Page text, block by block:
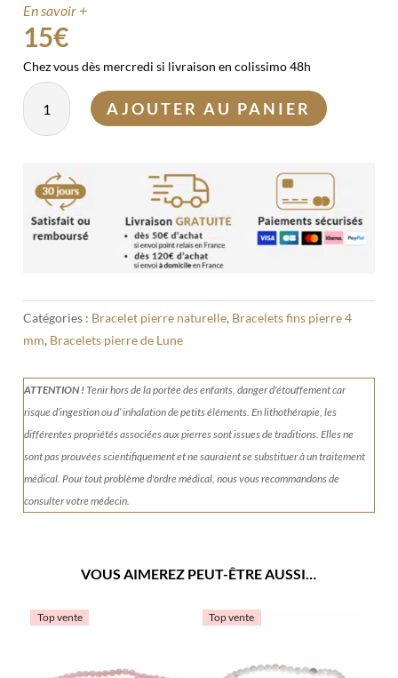
En savoir +
15€
Chez vous dès mercredi si livraison en colissimo 48h
quantité
Bracelet
Lune
4mm
AJOUTER AU PANIER
Catégories : Bracelet pierre naturelle, Bracelets fins pierre 4
mm, Bracelets pierre de Lune
ATTENTION !Tenirhors de la portée des enfants, danger d'étouffement car
risque d’ingestion ou d’ inhalation de petits éléments.En lithothérapie, les
différentes propriétés associées aux pierres sont issues de traditions. Elles ne
sont pas prouvées scientifiquement et ne sauraient se substituer à un traitement
médical. Pour tout problème d'ordre médical, nous vous recommandons de
consulter votre médecin.
VOUS AIMEREZ PEUT-ÊTRE AUSSI…
Top vente Top vente